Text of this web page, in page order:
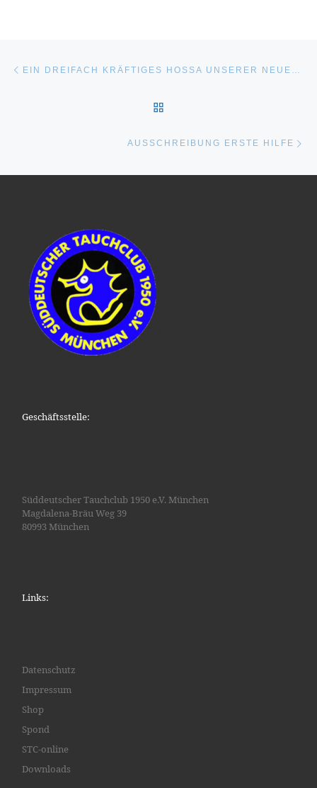
AUSSCHREIBUNG ERSTE HILFE
Geschäftsstelle:
Süddeutscher Tauchclub 1950 e.V. München
Magdalena-Bräu Weg 39
80993 München
Links:
Datenschutz
Impressum
Shop
Spond
STC-online
Downloads